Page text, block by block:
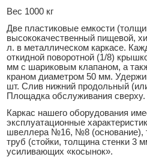
Вес 1000 кг
Две пластиковые емкости
высококачественный пищевой,
л. в металлическом каркасе.
откидной поворотной (1/8)
мм с шариковым клапаном, а
краном диаметром 50 мм.
шт. Слив нижний продольный
Площадка обслуживания
Каркас нашего оборудования
эксплуатационные
швеллера №16, №8 (основание),
труб (стойки, толщина стенки 3
усиливающих «косынок».